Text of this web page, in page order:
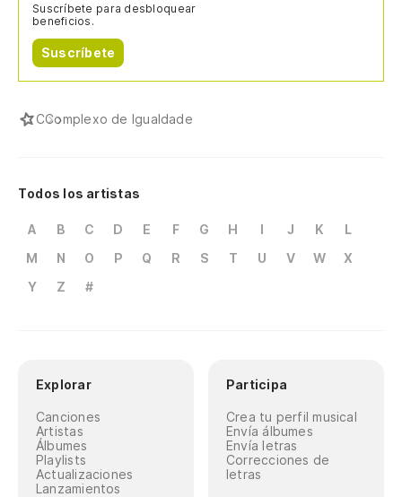
Suscríbete para desbloquear
beneficios.
Suscríbete
CComplexo de Igualdade
Todos los artistas
A B C D E F G H I J K
L
M
N O P Q R S T U V W
X
Y
Z #
Explorar
Canciones
Artistas
Álbumes
Playlists
Actualizaciones
Lanzamientos
Participa
Crea tu perfil musical
Envía álbumes
Envía letras
Correcciones de
letras